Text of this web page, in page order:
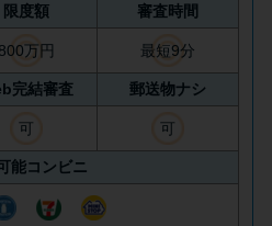
低い＆他社借入があると
？バンクイックの口コミ
銀行カードローンの問い
先とシーン別の問い合わ
限度額 審査時間
800万円 最短9分
完結審査 郵送物ナシ
可 可
能コンビニ